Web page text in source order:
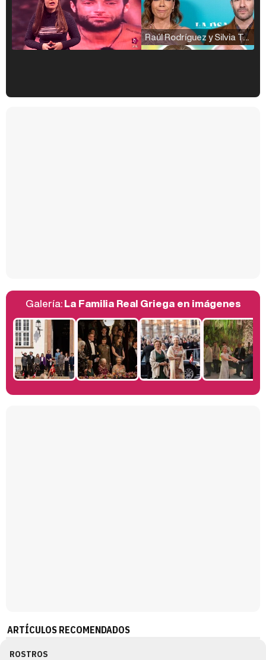
Raúl Rodríguez y Silvia Taulés nos cuentan su papel en 'La familia de la tele'
Manu Baqueiro: "Tuve como referente a Bruce Willis en 'Luz de Luna' para mi trabajo en la serie 'Perdiendo el juicio'"
Galería:La Familia Real Griega en imágenes
ARTÍCULOS RECOMENDADOS
ROSTROS